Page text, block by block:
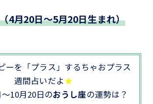
4月20日～5月20日生まれ）
ーを「プラス」するちゃおプラス
週間占いだよ★
10月20日のおうし座の運勢は？